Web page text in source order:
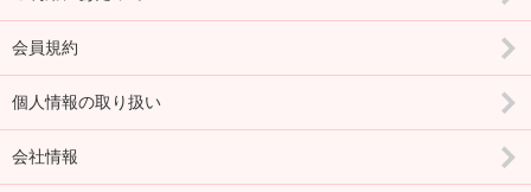
会員規約
個人情報の取り扱い
会社情報